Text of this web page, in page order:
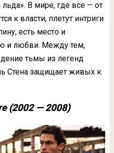
В мире, где все — от
к власти, плетут интриги
есть место и
и любви. Между тем,
тьмы из легенд
Стена защищает живых к
(2002 — 2008)